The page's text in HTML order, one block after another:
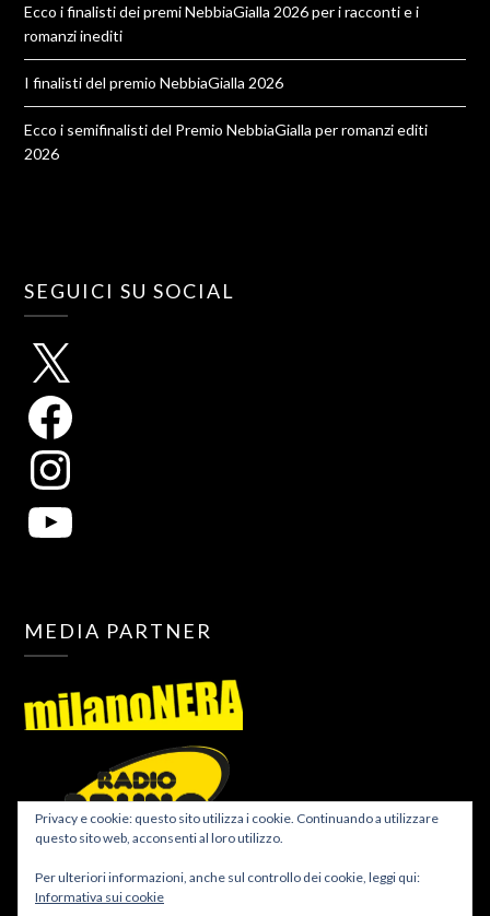
Ecco i finalisti dei premi NebbiaGialla 2026 per i racconti e i
romanzi inediti
I finalisti del premio NebbiaGialla 2026
Ecco i semifinalisti del Premio NebbiaGialla per romanzi editi
2026
SEGUICI SU SOCIAL
MEDIA PARTNER
Privacy e cookie: questo sito utilizza i cookie. Continuando a utilizzare
questo sito web, acconsenti al loro utilizzo.
Per ulteriori informazioni, anche sul controllo dei cookie, leggi qui:
Informativa sui cookie